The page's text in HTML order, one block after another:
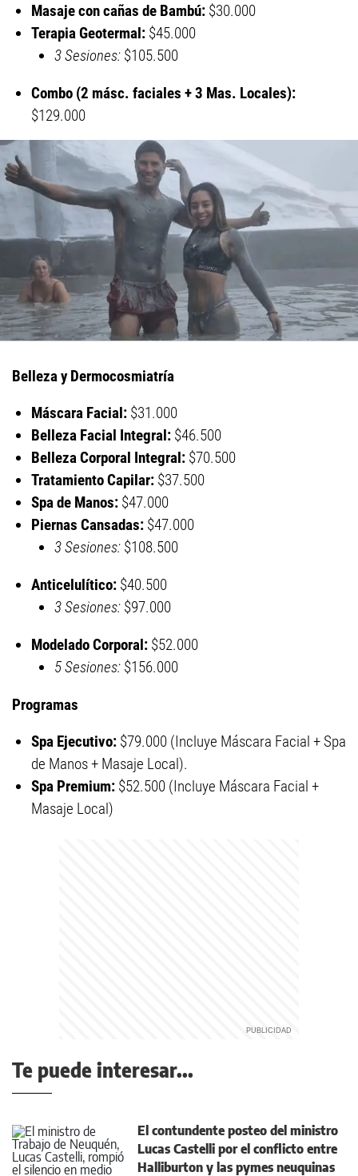
Masaje con cañas de Bambú: $30.000
Terapia Geotermal: $45.000
3 Sesiones:$105.500
Combo (2 másc. faciales + 3 Mas. Locales):
$129.000
Belleza y Dermocosmiatría
Máscara Facial: $31.000
Belleza Facial Integral: $46.500
Belleza Corporal Integral: $70.500
Tratamiento Capilar: $37.500
Spa de Manos: $47.000
Piernas Cansadas: $47.000
3 Sesiones:$108.500
Anticelulítico: $40.500
3 Sesiones:$97.000
Modelado Corporal: $52.000
5 Sesiones:$156.000
Programas
Spa Ejecutivo: $79.000 (Incluye Máscara Facial + Spa
de Manos + Masaje Local).
Spa Premium: $52.500 (Incluye Máscara Facial +
Masaje Local)
Te puede interesar...
El contundente posteo del ministro
Lucas Castelli por el conflicto entre
Halliburton y las pymes neuquinas